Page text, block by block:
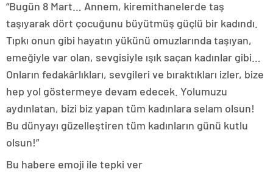
“Bugün 8 Mart… Annem, kiremithanelerde taş
taşıyarak dört çocuğunu büyütmüş güçlü bir kadındı.
Tıpkı onun gibi hayatın yükünü omuzlarında taşıyan,
emeğiyle var olan, sevgisiyle ışık saçan kadınlar gibi…
Onların fedakârlıkları, sevgileri ve bıraktıkları izler, bize
hep yol göstermeye devam edecek. Yolumuzu
aydınlatan, bizi biz yapan tüm kadınlara selam olsun!
Bu dünyayı güzelleştiren tüm kadınların günü kutlu
olsun!”
Bu habere emoji ile tepki ver